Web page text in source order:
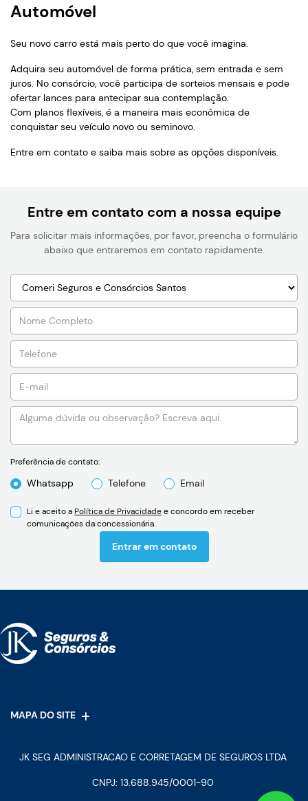
Automóvel
Seu novo carro está mais perto do que você imagina.
Adquira seu automóvel de forma prática, sem entrada e sem
juros. No consórcio, você participa de sorteios mensais e pode
ofertar lances para antecipar sua contemplação.
Com planos flexíveis, é a maneira mais econômica de
conquistar seu veículo novo ou seminovo.
Entre em contato e saiba mais sobre as opções disponíveis.
Entre em contato com a nossa equipe
Para solicitar mais informações, por favor, preencha o formulário
abaixo que entraremos em contato rapidamente.
Preferência de contato:
Whatsapp Telefone Email
Li e aceito aPolítica de Privacidadee concordo em receber
comunicações da concessionária.
Entrar em contato
MAPA DO SITE
JK SEG ADMINISTRACAO E CORRETAGEM DE SEGUROS LTDA
CNPJ: 13.688.945/0001-90